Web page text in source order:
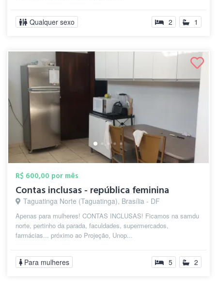
Qualquer sexo 2 1
R$ 600,00 por mês
Contas inclusas - república feminina
Taguatinga Norte (Taguatinga), Brasília - DF
Apenas para mulheres! CONTAS INCLUSAS! Ficamos na samdu
norte, pertinho da parada, faculdades, supermercados,
farmácias... próximo ao Projeção, Unop...
Para mulheres 5 2